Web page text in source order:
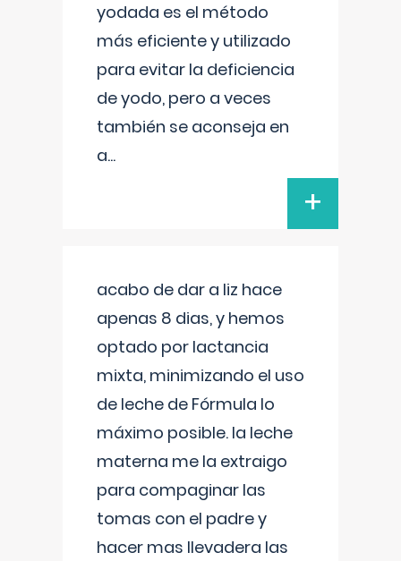
yodada es el método
más eficiente y utilizado
para evitar la deficiencia
de yodo, pero a veces
también se aconseja en
a...
+
acabo de dar a liz hace
apenas 8 dias, y hemos
optado por lactancia
mixta, minimizando el uso
de leche de Fórmula lo
máximo posible. la leche
materna me la extraigo
para compaginar las
tomas con el padre y
hacer mas llevadera las